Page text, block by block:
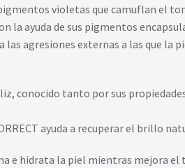
violetas que camuflan el
la ayuda de sus pigmentos
las agresiones externas a las que
conocido tanto por sus
ayuda a recuperar el brillo
e hidrata la piel mientras